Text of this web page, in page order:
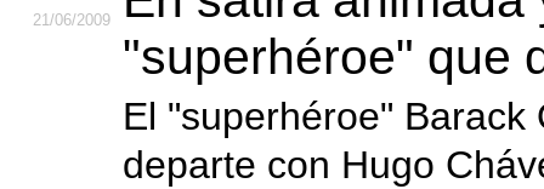
21/06/2009
"superhéroe" que
El "superhéroe"
departe con Hugo